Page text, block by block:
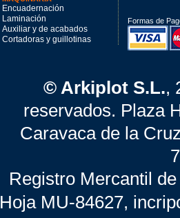
Encuadernación
Laminación
Auxiliar y de acabados
Cortadoras y guillotinas
Formas de
© Arkiplot S.L.,
reservados. Plaza
Caravaca de la
Registro Mercantil
Hoja MU-84627,